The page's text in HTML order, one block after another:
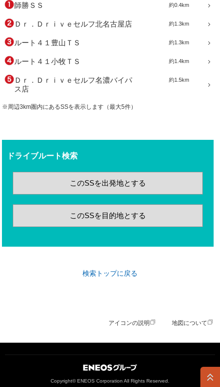
約0.4km
師勝ＳＳ
約1.3km
Ｄｒ．Ｄｒｉｖｅセルフ北名古屋店
約1.3km
ルート４１豊山ＴＳ
約1.4km
ルート４１小牧ＴＳ
約1.5km
Ｄｒ．Ｄｒｉｖｅセルフ名濃バイパ
ス店
※周辺3km圏内にあるSSを表示します（最大5件）
ドライブルート検索
このSSを出発地とする
このSSを目的地とする
検索トップに戻る
アイコンの説明 地図について
Copyright© ENEOS Corporation All Rights Reserved.